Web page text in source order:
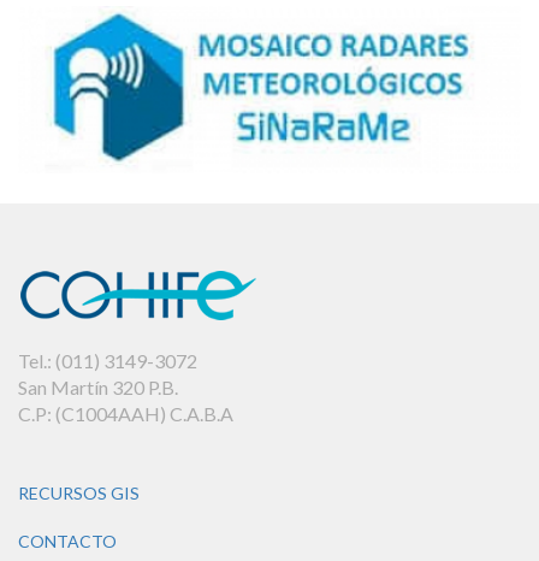
Tel.: (011) 3149-3072
San Martín 320 P.B.
C.P: (C1004AAH) C.A.B.A
RECURSOS GIS
CONTACTO